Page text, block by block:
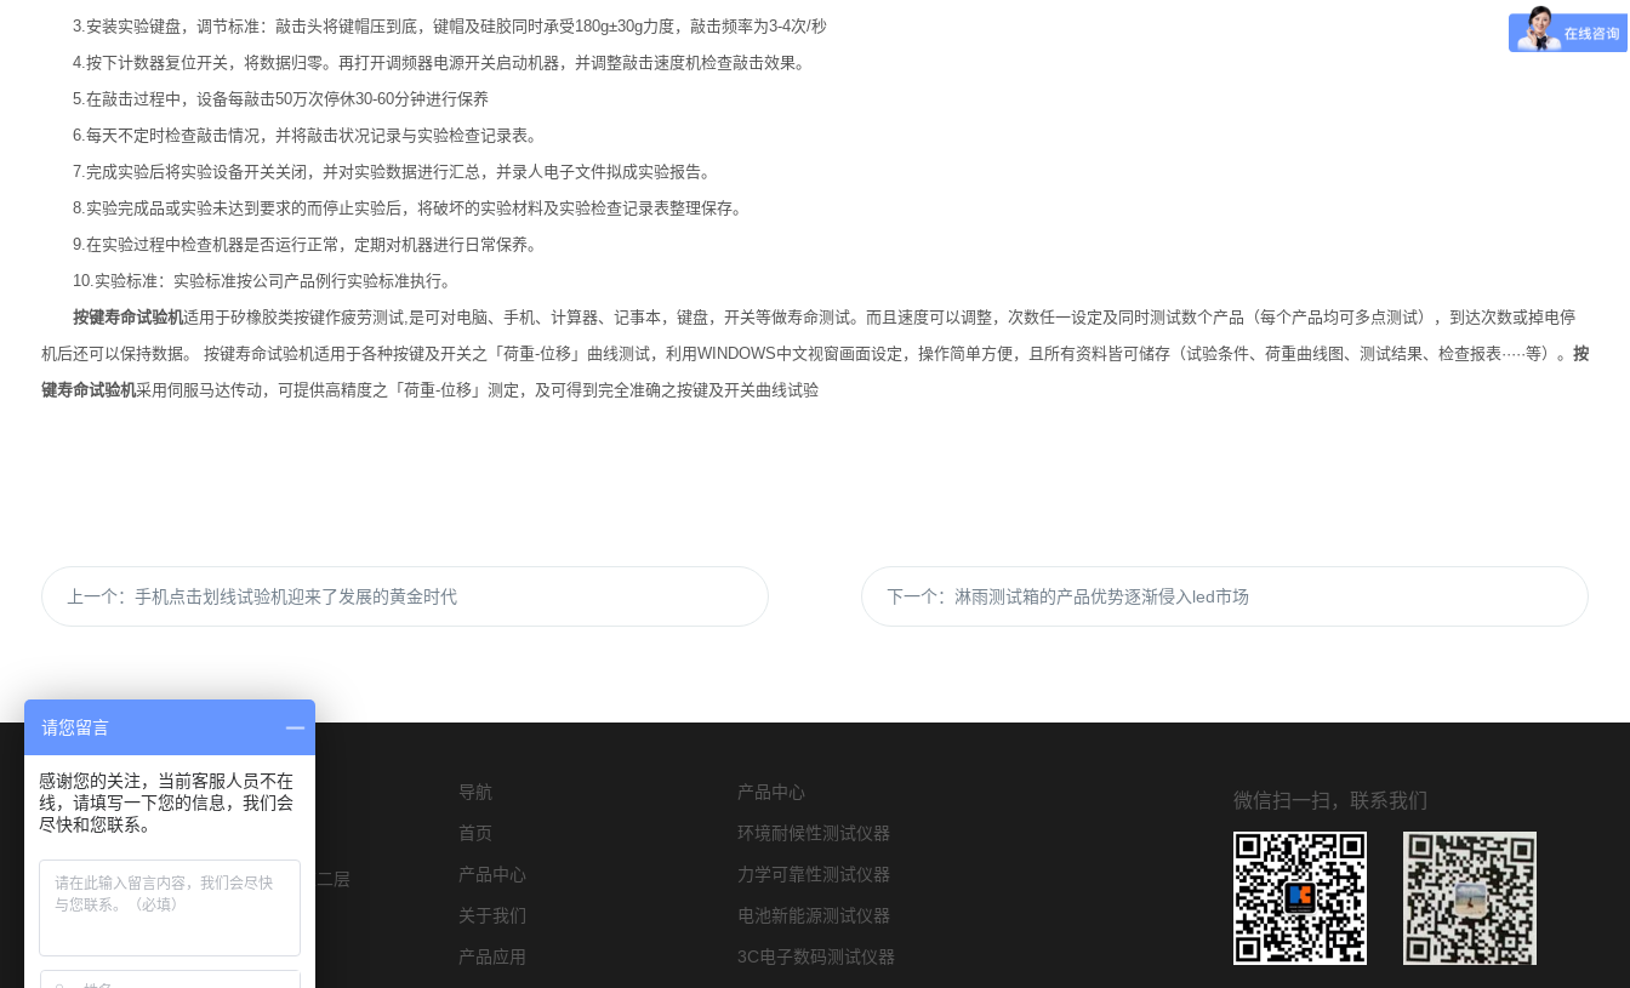
3.安装实验键盘，调节标准：敲击头将键帽压到底，键帽及硅胶同时承受180g±30g力度，敲击频率为3-4次/秒
4.按下计数器复位开关，将数据归零。再打开调频器电源开关启动机器，并调整敲击速度机检查敲击效果。
5.在敲击过程中，设备每敲击50万次停休30-60分钟进行保养
6.每天不定时检查敲击情况，并将敲击状况记录与实验检查记录表。
7.完成实验后将实验设备开关关闭，并对实验数据进行汇总，并录人电子文件拟成实验报告。
8.实验完成品或实验未达到要求的而停止实验后，将破坏的实验材料及实验检查记录表整理保存。
9.在实验过程中检查机器是否运行正常，定期对机器进行日常保养。
10.实验标准：实验标准按公司产品例行实验标准执行。
按键寿命试验机适用于矽橡胶类按键作疲劳测试,是可对电脑、手机、计算器、记事本，键盘，开关等做寿命测试。而且速度可以调整，次数任一设定及同时测试数个产品（每个产品均可多点测试），到达次数或掉电停
机后还可以保持数据。 按键寿命试验机适用于各种按键及开关之「荷重-位移」曲线测试，利用WINDOWS中文视窗画面设定，操作简单方便，且所有资料皆可储存（试验条件、荷重曲线图、测试结果、检查报表·····等）。 按
键寿命试验机采用伺服马达传动，可提供高精度之「荷重-位移」测定，及可得到完全准确之按键及开关曲线试验
上一个： 手机点击划线试验机迎来了发展的黄金时代 下一个：淋雨测试箱的产品优势逐渐侵入led市场
深圳市宝安区燕罗街道物园路6号E栋二层
导航
首页
产品中心
关于我们
产品应用
产品中心
环境耐候性测试仪器
力学可靠性测试仪器
电池新能源测试仪器
3C电子数码测试仪器
微信扫一扫，联系我们
请您留言
感谢您的关注，当前客服人员不在
线，请填写一下您的信息，我们会
尽快和您联系。